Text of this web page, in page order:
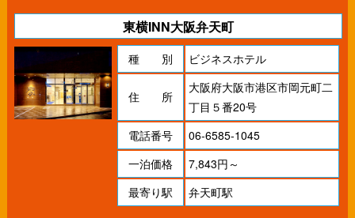
東横INN大阪弁天町
種 別 ビジネスホテル
住 所
大阪府大阪市港区市岡元町二
丁目５番20号
電話番号
06-6585-1045
一泊価格
7,843円～
最寄り駅
弁天町駅